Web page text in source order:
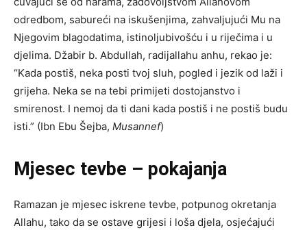
odredbom, sabureći na iskušenjima, zahvaljujući Mu na
Njegovim blagodatima, istinoljubivošću i u riječima i u
djelima. Džabir b. Abdullah, radijallahu anhu, rekao je:
“Kada postiš, neka posti tvoj sluh, pogled i jezik od laži i
grijeha. Neka se na tebi primijeti dostojanstvo i
smirenost. I nemoj da ti dani kada postiš i ne postiš budu
isti.” (Ibn Ebu Šejba, Musannef)
Mjesec tevbe – pokajanja
Ramazan je mjesec iskrene tevbe, potpunog okretanja
Allahu, tako da se ostave grijesi i loša djela, osjećajući